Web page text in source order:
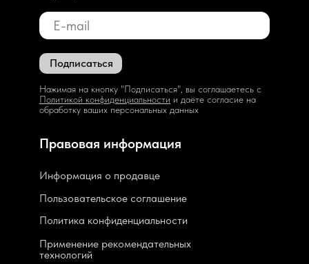
Подписаться
Нажимая на кнопку "Подписаться", вы соглашаетесь с
Политикой конфиденциальности и даёте согласие на
обработку ваших персональных данных
Пользовательское соглашение
Политика конфиденциальности
Применение рекомендательных
технологий
Информация о продавце
Правовая информация